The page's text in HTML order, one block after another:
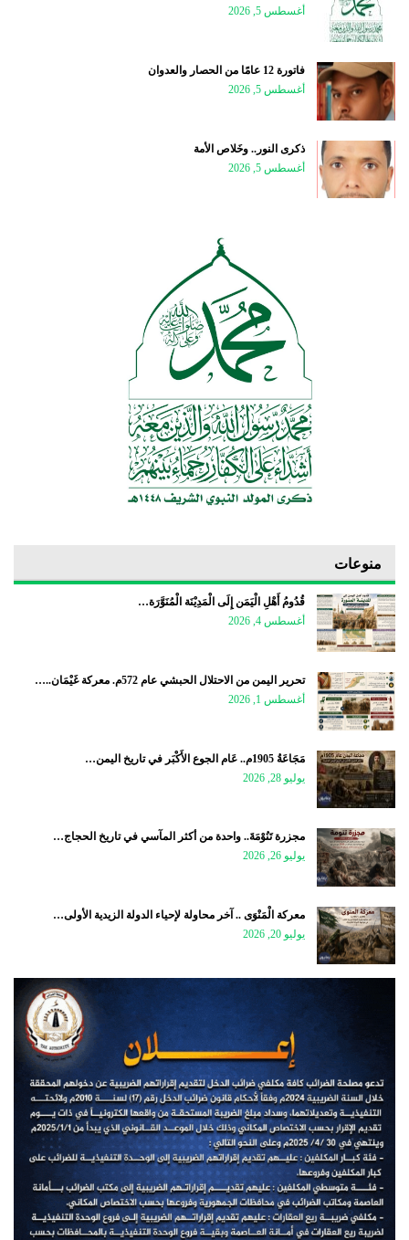
أغسطس 5, 2026
فاتورة 12 عامًا من الحصار والعدوان
أغسطس 5, 2026
ذكرى النور.. وخَلاص الأمة
أغسطس 5, 2026
منوعات
قُدُومُ أَهْلِ الْيَمَن إِلَى الْمَدِيْنَة الْمُنَوَّرَة…
أغسطس 4, 2026
تحرير اليمن من الاحتلال الحبشي عام 572م. معركة غَيْمَان..…
أغسطس 1, 2026
مَجَاعَةُ 1905م.. عَام الجوع الأَكْبَر في تاريخ اليمن…
يوليو 28, 2026
مجزرة تَنُوْمَةَ.. واحدة من أكثر المآسي في تاريخ الحجاج…
يوليو 26, 2026
معركة الْمَنْوَى .. آخر محاولة لإحياء الدولة الزيدية الأولى…
يوليو 20, 2026